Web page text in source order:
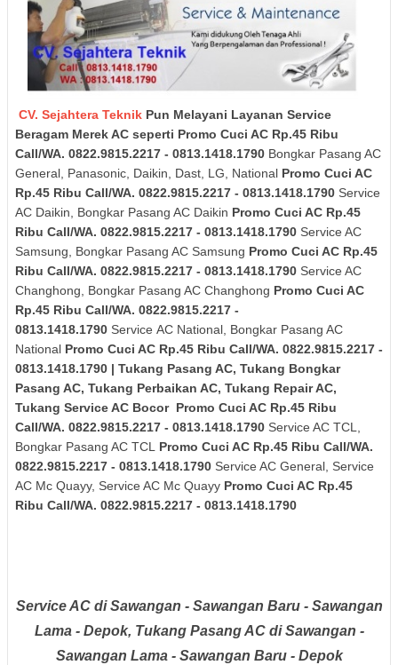
CV. Sejahtera Teknik Pun Melayani Layanan Service
Beragam Merek AC seperti Promo Cuci AC Rp.45 Ribu
Call/WA. 0822.9815.2217 - 0813.1418.1790 Bongkar Pasang AC
General, Panasonic, Daikin, Dast, LG, National Promo Cuci AC
Rp.45 Ribu Call/WA. 0822.9815.2217 - 0813.1418.1790 Service
AC Daikin, Bongkar Pasang AC Daikin Promo Cuci AC Rp.45
Ribu Call/WA. 0822.9815.2217 - 0813.1418.1790 Service AC
Samsung, Bongkar Pasang AC Samsung Promo Cuci AC Rp.45
Ribu Call/WA. 0822.9815.2217 - 0813.1418.1790 Service AC
Changhong, Bongkar Pasang AC Changhong Promo Cuci AC
Rp.45 Ribu Call/WA. 0822.9815.2217 -
0813.1418.1790 Service AC National, Bongkar Pasang AC
National Promo Cuci AC Rp.45 Ribu Call/WA. 0822.9815.2217 -
0813.1418.1790 | Tukang Pasang AC, Tukang Bongkar
Pasang AC, Tukang Perbaikan AC, Tukang Repair AC,
Tukang Service AC Bocor Promo Cuci AC Rp.45 Ribu
Call/WA. 0822.9815.2217 - 0813.1418.1790 Service AC TCL,
Bongkar Pasang AC TCL Promo Cuci AC Rp.45 Ribu Call/WA.
0822.9815.2217 - 0813.1418.1790 Service AC General, Service
AC Mc Quayy, Service AC Mc Quayy Promo Cuci AC Rp.45
Ribu Call/WA. 0822.9815.2217 - 0813.1418.1790
Service AC di Sawangan - Sawangan Baru - Sawangan
Lama - Depok, Tukang Pasang AC di Sawangan -
Sawangan Lama - Sawangan Baru - Depok